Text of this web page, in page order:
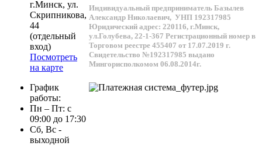
г.Минск, ул.
Скрипникова,
44
(отдельный
вход)
Посмотреть
на карте
График
работы:
Пн – Пт: с
09:00 до 17:30
Сб, Вс -
выходной
Индивидуальный предприниматель Базылев
Александр Николаевич, УНП 192317985
Юридический адрес: 220116, г.Минск,
ул.Голубева, 22-1-367 Регистрационный номер в
Торговом реестре 455407 от 17.07.2019 г.
Свидетельство №192317985 выдано
Мингорисполкомом 06.08.2014г.